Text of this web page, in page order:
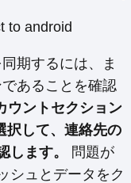
期するには、ま
あることを確認
ウントセクション
択して、連絡先の
します。
問題が
シュとデータをク